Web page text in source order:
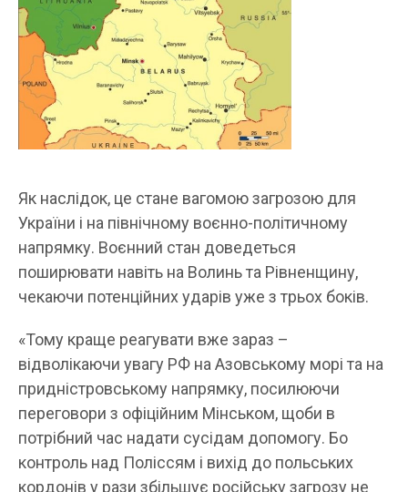
Як наслідок, це стане вагомою загрозою для
України і на північному воєнно-політичному
напрямку. Воєнний стан доведеться
поширювати навіть на Волинь та Рівненщину,
чекаючи потенційних ударів уже з трьох боків.
«Тому краще реагувати вже зараз –
відволікаючи увагу РФ на Азовському морі та на
придністровському напрямку, посилюючи
переговори з офіційним Мінськом, щоби в
потрібний час надати сусідам допомогу. Бо
контроль над Поліссям і вихід до польських
кордонів у рази збільшує російську загрозу не